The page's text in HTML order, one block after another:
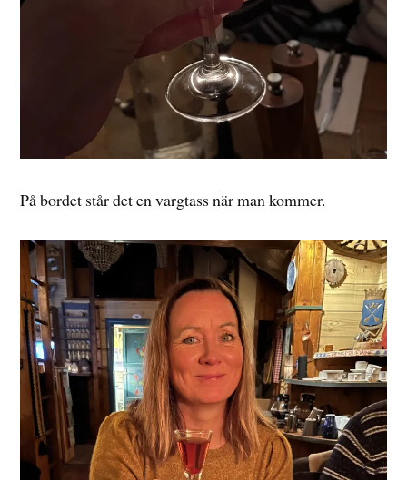
På bordet står det en vargtass när man kommer.